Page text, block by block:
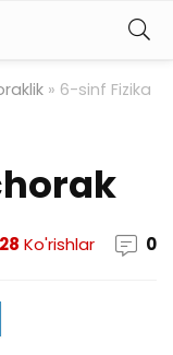
» 6-sinf Fizika
Ko'rishlar 0